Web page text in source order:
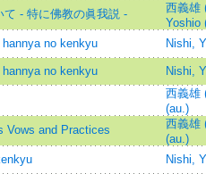
- 特に佛教の眞我説 -
西義雄
Yoshio
no kenkyu
Nishi,
no kenkyu Nishi,
西義雄
(au.)
Vows and Practices
西義雄
(au.)
Nishi,